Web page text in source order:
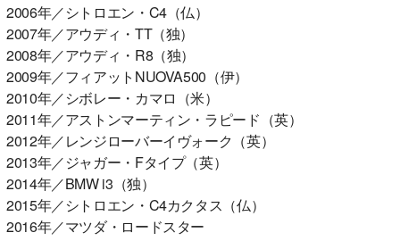
2006年／シトロエン・C4（仏）
2007年／アウディ・TT（独）
2008年／アウディ・R8（独）
2009年／フィアットNUOVA500（伊）
2010年／シボレー・カマロ（米）
2011年／アストンマーティン・ラピード（英）
2012年／レンジローバーイヴォーク（英）
2013年／ジャガー・Fタイプ（英）
2014年／BMW i3（独）
2015年／シトロエン・C4カクタス（仏）
2016年／マツダ・ロードスター